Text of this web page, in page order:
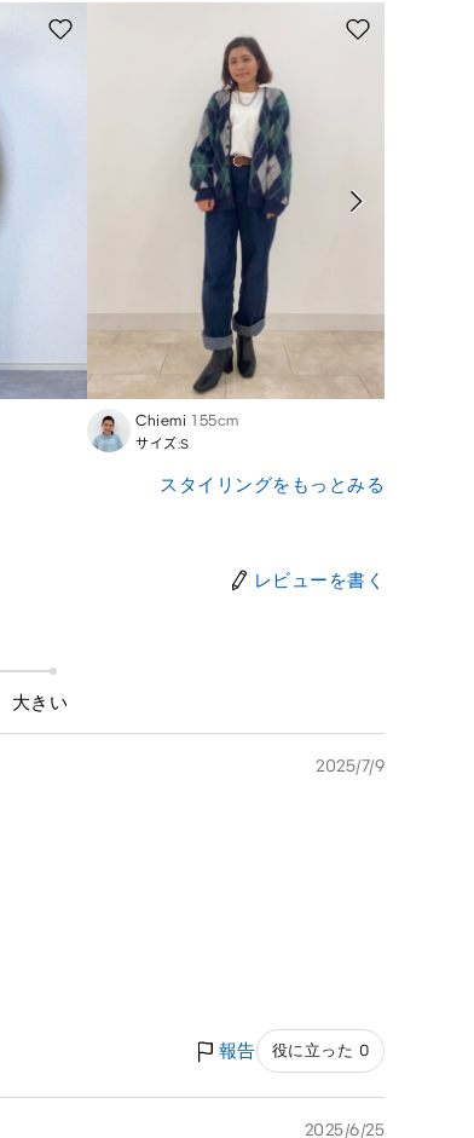
Chiemi 155cm
サイズ:S
スタイリングをもっとみる
レビューを書く
大きい
2025/7/9
報告 役に立った 0
2025/6/25